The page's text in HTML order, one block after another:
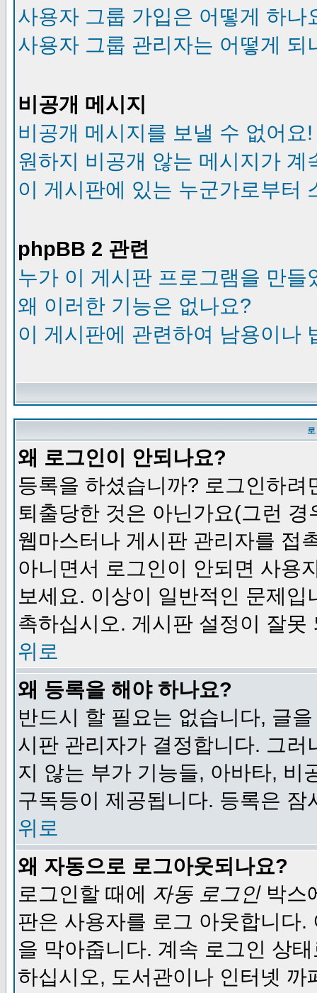
사용자 그룹 가입은 어떻게 하나
사용자 그룹 관리자는 어떻게 되
비공개 메시지
비공개 메시지를 보낼 수 없어요!
원하지 비공개 않는 메시지가 계
이 게시판에 있는 누군가로부터
phpBB 2 관련
누가 이 게시판 프로그램을 만들
왜 이러한 기능은 없나요?
이 게시판에 관련하여 남용이나
왜 로그인이 안되나요?
등록을 하셨습니까? 로그인하
퇴출당한 것은 아닌가요(그런
웹마스터나 게시판 관리자를 접
아니면서 로그인이 안되면 사용
보세요. 이상이 일반적인 문제
촉하십시오. 게시판 설정이 잘못
위로
왜 등록을 해야 하나요?
반드시 할 필요는 없습니다, 글
시판 관리자가 결정합니다. 그
지 않는 부가 기능들, 아바타, 비
구독등이 제공됩니다. 등록은
위로
왜 자동으로 로그아웃되나요?
로그인할 때에 자동 로그인박스
판은 사용자를 로그 아웃합니다
을 막아줍니다. 계속 로그인 상
하십시오, 도서관이나 인터넷